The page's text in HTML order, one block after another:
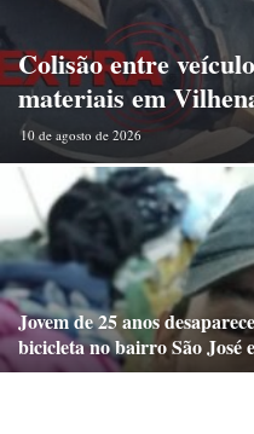
Colisão entre
materiais em
10 de agosto de 2026
Jovem de 25 anos
bicicleta no bairro São José